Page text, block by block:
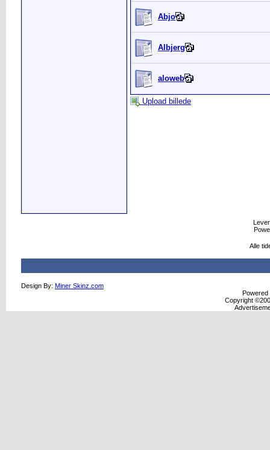
Abjo
Albjerg
aloweb
Upload billede
Alle
Design By: Miner Skinz.com
Powered
Copyright